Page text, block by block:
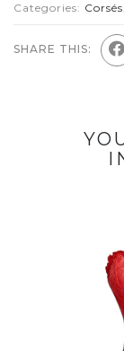
Categories: Corsés
SHARE THIS: